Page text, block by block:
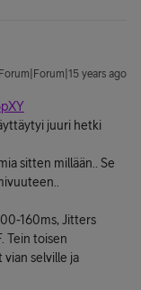
Forum|Forum|15 years ago
juuri hetki
sitten millään.. Se
160ms, Jitters
Tein toisen
vian selville ja